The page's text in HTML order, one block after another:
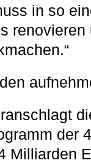
in so
der
Milliarden